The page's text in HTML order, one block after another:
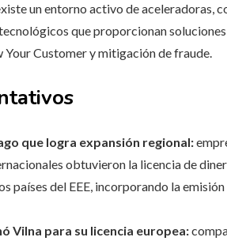
un entorno activo de aceleradoras,
que proporcionan
Customer y mitigación de fraude.
que logra expansión regional:
obtuvieron la licencia de
países del EEE, incorporando la
Vilna para su licencia europea: